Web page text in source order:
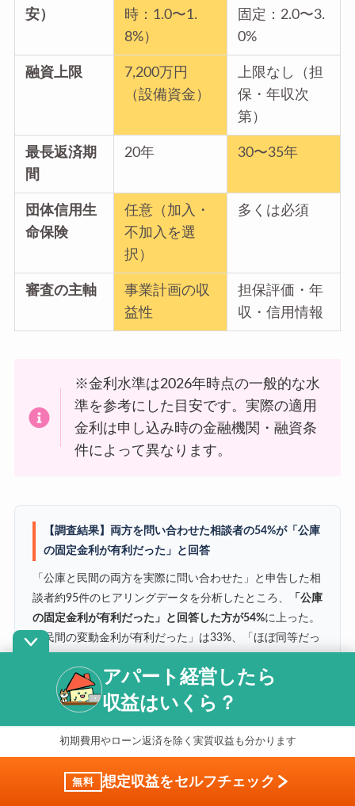
安）
時：1.0〜1.
8%）
固定：2.0〜3.
0%
融資上限
7,200万円
（設備資金）
上限なし（担
保・年収次
第）
最長返済期
間
20年 30〜35年
団体信用生
命保険
任意（加入・
不加入を選
択）
多くは必須
審査の主軸
事業計画の収
益性
担保評価・年
収・信用情報
※金利水準は2026年時点の一般的な水
準を参考にした目安です。実際の適用
金利は申し込み時の金融機関・融資条
件によって異なります。
【調査結果】両方を問い合わせた相談者の54%が「公庫
の固定金利が有利だった」と回答
「公庫と民間の両方を実際に問い合わせた」と申告した相
談者約95件のヒアリングデータを分析したところ、
「公庫
の固定金利が有利だった」と回答した方が54%に上った。
「民間の変動金利が有利だった」は33%、「ほぼ同等だっ
※対象：「公庫と民間の両方を実際に問い合わせた」と申告した相
談者、集計対象約95件（直近2年間のイエウール土地活用相談記録
間の変動金利が有利だった」33%、「ほぼ同等だった」13%（合計
た結果を後日ヒアリングしたデータです。
アパート経営したら
収益はいくら？
初期費用やローン返済を除く実質収益も分かります
無料 想定収益をセルフチェック